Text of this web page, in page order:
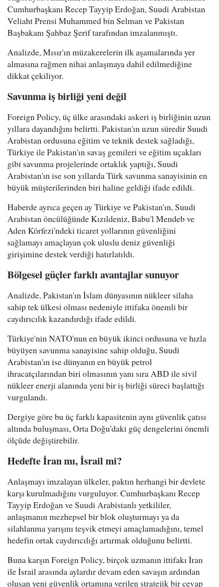
Cumhurbaşkanı Recep Tayyip Erdoğan, Suudi Arabistan
Veliaht Prensi Muhammed bin Selman ve Pakistan
Başbakanı Şahbaz Şerif tarafından imzalanmıştı.
Analizde, Mısır'ın müzakerelerin ilk aşamalarında yer
almasına rağmen nihai anlaşmaya dahil edilmediğine
dikkat çekiliyor.
Savunma iş birliği yeni değil
Foreign Policy, üç ülke arasındaki askeri iş birliğinin uzun
yıllara dayandığını belirtti. Pakistan'ın uzun süredir Suudi
Arabistan ordusuna eğitim ve teknik destek sağladığı,
Türkiye ile Pakistan'ın savaş gemileri ve eğitim uçakları
gibi savunma projelerinde ortaklık yaptığı, Suudi
Arabistan'ın ise son yıllarda Türk savunma sanayisinin en
büyük müşterilerinden biri haline geldiği ifade edildi.
Haberde ayrıca geçen ay Türkiye ve Pakistan'ın, Suudi
Arabistan öncülüğünde Kızıldeniz, Babu'l Mendeb ve
Aden Körfezi'ndeki ticaret yollarının güvenliğini
sağlamayı amaçlayan çok uluslu deniz güvenliği
girişimine destek verdiği hatırlatıldı.
Bölgesel güçler farklı avantajlar sunuyor
Analizde, Pakistan'ın İslam dünyasının nükleer silaha
sahip tek ülkesi olması nedeniyle ittifaka önemli bir
caydırıcılık kazandırdığı ifade edildi.
Türkiye'nin NATO'nun en büyük ikinci ordusuna ve hızla
büyüyen savunma sanayisine sahip olduğu, Suudi
Arabistan'ın ise dünyanın en büyük petrol
ihracatçılarından biri olmasının yanı sıra ABD ile sivil
nükleer enerji alanında yeni bir iş birliği süreci başlattığı
vurgulandı.
Dergiye göre bu üç farklı kapasitenin aynı güvenlik çatısı
altında buluşması, Orta Doğu'daki güç dengelerini önemli
ölçüde değiştirebilir.
Hedefte İran mı, İsrail mi?
Anlaşmayı imzalayan ülkeler, paktın herhangi bir devlete
karşı kurulmadığını vurguluyor. Cumhurbaşkanı Recep
Tayyip Erdoğan ve Suudi Arabistanlı yetkililer,
anlaşmanın mezhepsel bir blok oluşturmayı ya da
silahlanma yarışını teşvik etmeyi amaçlamadığını, temel
hedefin ortak caydırıcılığı artırmak olduğunu belirtti.
Buna karşın Foreign Policy, birçok uzmanın ittifakı İran
ile İsrail arasında aylardır devam eden savaşın ardından
oluşan yeni güvenlik ortamına verilen stratejik bir cevap